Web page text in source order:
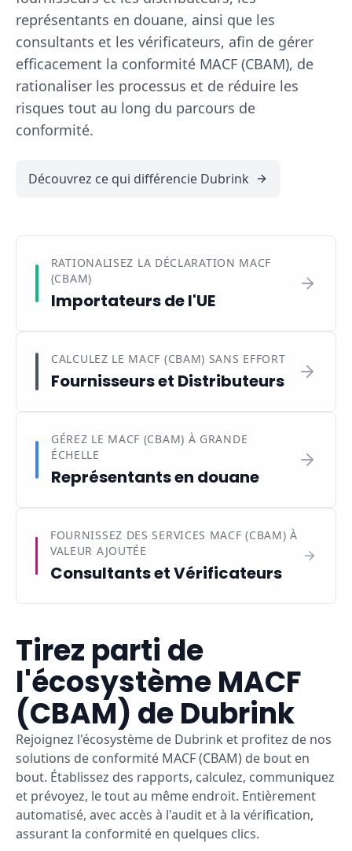
représentants en douane, ainsi que les
consultants et les vérificateurs, afin de gérer
efficacement la conformité MACF (CBAM), de
rationaliser les processus et de réduire les
risques tout au long du parcours de
conformité.
Découvrez ce qui différencie Dubrink
RATIONALISEZ LA DÉCLARATION MACF
(CBAM)
Importateurs de l'UE
CALCULEZ LE MACF (CBAM) SANS EFFORT
Fournisseurs et Distributeurs
GÉREZ LE MACF (CBAM) À GRANDE
ÉCHELLE
Représentants en douane
FOURNISSEZ DES SERVICES MACF (CBAM) À
VALEUR AJOUTÉE
Consultants et Vérificateurs
Tirez parti de
l'écosystème MACF
(CBAM) de Dubrink
Rejoignez l'écosystème de Dubrink et profitez de nos
solutions de conformité MACF (CBAM) de bout en
bout. Établissez des rapports, calculez, communiquez
et prévoyez, le tout au même endroit. Entièrement
automatisé, avec accès à l'audit et à la vérification,
assurant la conformité en quelques clics.